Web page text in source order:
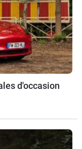
d'occasion